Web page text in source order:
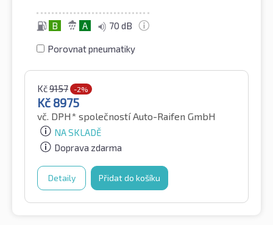
B A 70 dB
Porovnat pneumatiky
Kč9157 -2%
Kč 8975
vč. DPH* společností Auto-Raifen GmbH
NA SKLADĚ
Doprava zdarma
Detaily Přidat do košíku